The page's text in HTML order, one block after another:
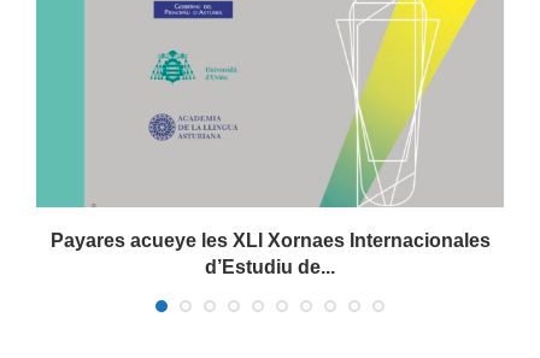
Payares acueye les XLI Xornaes Internacionales
d’Estudiu de...